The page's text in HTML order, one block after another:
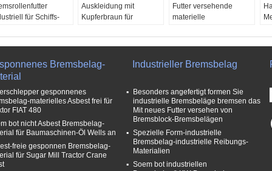
für Schiffs-
Proben:
rötliches, Grau,
Auskleidung mit
Kupferbraun für
Bremsschuh
Ausgezeichnet.
Verschleißfestigkeit:
FOB-Hafen:
Qingdao,
Shanghai
Messingdraht,
Harz, Glasfaser und
Viskosefaser usw
Futter versehende
materielle
ISO9001
Harz, Glasfaser und
Erhältlich
Ölwiderstand:
Ausgezeichnet.
Brown, rötliches, Grau,
Bremsbelag-
gesponnenes
materielles Asbest frei für
FIAT 480
bot nicht Asbest Bremsbelag-
für Baumaschinen-Öl Wells an
freie gesponnen Bremsbelag-
für Sugar Mill Tractor Crane
Industrieller Bremsbelag
Besonders angefertigt formen Sie
industrielle Bremsbeläge bremsen das
Mit neues Futter versehen von
Bremsblock-Bremsbelägen
Spezielle Form-industrielle
Bremsbelag-industrielle Reibungs-
Materialien
Soem bot industriellen